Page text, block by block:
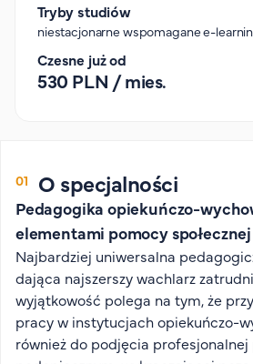
Dla studenta
Aktualności
O rekrutacji
Jak zostać studentem AHE
Biuro rekrutacji
Zasady przyjęcia na studia
Harmonogram przyjęć na studia
O PUW
Tryby studiów
niestacjonarne wspomagane e-
Czesne już od
530 PLN / mies.
O specjalności
Pedagogika opiekuńczo-
elementami pomocy społecznej
Najbardziej uniwersalna
dająca najszerszy wachlarz
wyjątkowość polega na tym, że
pracy w instytucjach opiekuńczo-
również do podjęcia profesjonalnej